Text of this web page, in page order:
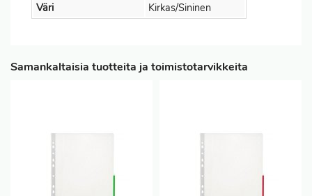
Väri
Kirkas/Sininen
Samankaltaisia tuotteita ja toimistotarvikkeita